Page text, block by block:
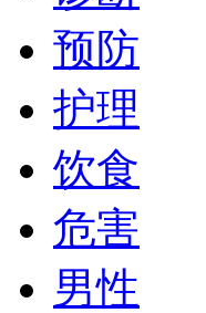
预防
护理
饮食
危害
男性